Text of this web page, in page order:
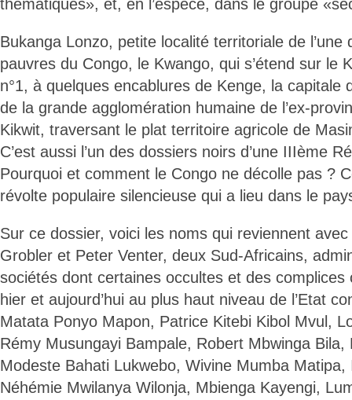
thématiques», et, en l’espèce, dans le groupe
Bukanga Lonzo, petite localité territoriale de l’une
pauvres du Congo, le Kwango, qui s’étend sur le
n°1, à quelques encablures de Kenge, la capitale
de la grande agglomération humaine de l’ex-
Kikwit, traversant le plat territoire agricole de
C’est aussi l’un des dossiers noirs d’une IIIème
Pourquoi et comment le Congo ne décolle pas ?
révolte populaire silencieuse qui a lieu dans le
Sur ce dossier, voici les noms qui reviennent
Grobler et Peter Venter, deux Sud-Africains,
sociétés dont certaines occultes et des complices
hier et aujourd’hui au plus haut niveau de l’Etat
Matata Ponyo Mapon, Patrice Kitebi Kibol Mvul,
Rémy Musungayi Bampale, Robert Mbwinga Bila,
Modeste Bahati Lukwebo, Wivine Mumba
Néhémie Mwilanya Wilonja, Mbienga Kayengi,